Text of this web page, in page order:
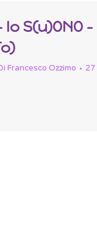
Io S(u)ONO
Francesco Ozzimo 27